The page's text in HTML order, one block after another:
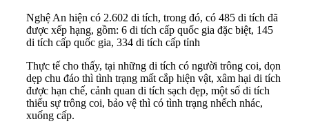
Nghệ An hiện có 2.602 di tích, trong đó, có 485 di tích đã
được xếp hạng, gồm: 6 di tích cấp quốc gia đặc biệt, 145
di tích cấp quốc gia, 334 di tích cấp tỉnh
Thực tế cho thấy, tại những di tích có người trông coi, dọn
dẹp chu đáo thì tình trạng mất cắp hiện vật, xâm hại di tích
được hạn chế, cảnh quan di tích sạch đẹp, một số di tích
thiếu sự trông coi, bảo vệ thì có tình trạng nhếch nhác,
xuống cấp.